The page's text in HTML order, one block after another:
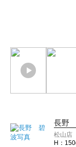
長野
松山店